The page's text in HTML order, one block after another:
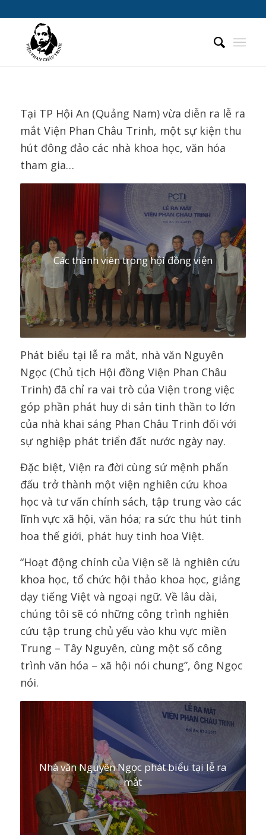
Tại TP Hội An (Quảng Nam) vừa diễn ra lễ ra
mắt Viện Phan Châu Trinh, một sự kiện thu
hút đông đảo các nhà khoa học, văn hóa
tham gia…
Các thành viên trong hội đồng viện
Phát biểu tại lễ ra mắt, nhà văn Nguyên
Ngọc (Chủ tịch Hội đồng Viện Phan Châu
Trinh) đã chỉ ra vai trò của Viện trong việc
góp phần phát huy di sản tinh thần to lớn
của nhà khai sáng Phan Châu Trinh đối với
sự nghiệp phát triển đất nước ngày nay.
Đặc biệt, Viện ra đời cùng sứ mệnh phấn
đấu trở thành một viện nghiên cứu khoa
học và tư vấn chính sách, tập trung vào các
lĩnh vực xã hội, văn hóa; ra sức thu hút tinh
hoa thế giới, phát huy tinh hoa Việt.
“Hoạt động chính của Viện sẽ là nghiên cứu
khoa học, tổ chức hội thảo khoa học, giảng
dạy tiếng Việt và ngoại ngữ. Về lâu dài,
chúng tôi sẽ có những công trình nghiên
cứu tập trung chủ yếu vào khu vực miền
Trung – Tây Nguyên, cùng một số công
trình văn hóa – xã hội nói chung”, ông Ngọc
nói.
Nhà văn Nguyên Ngọc phát biểu tại lễ ra
mắt